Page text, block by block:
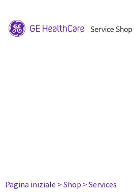
Pagina iniziale > Shop > Services